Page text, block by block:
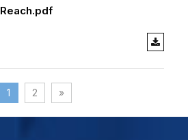
Reach.pdf
1 2 »